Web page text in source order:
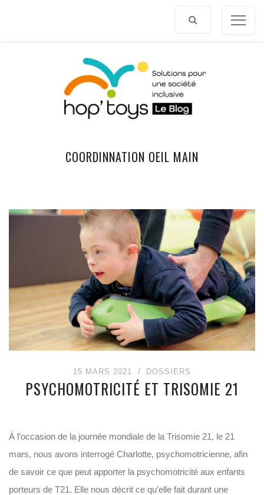
COORDINNATION OEIL MAIN
15 MARS 2021 DOSSIERS
PSYCHOMOTRICITÉ ET TRISOMIE 21
À l’occasion de la journée mondiale de la Trisomie 21, le 21
mars, nous avons interrogé Charlotte, psychomotricienne, afin
de savoir ce que peut apporter la psychomotricité aux enfants
porteurs de T21. Elle nous décrit ce qu’elle fait durant une